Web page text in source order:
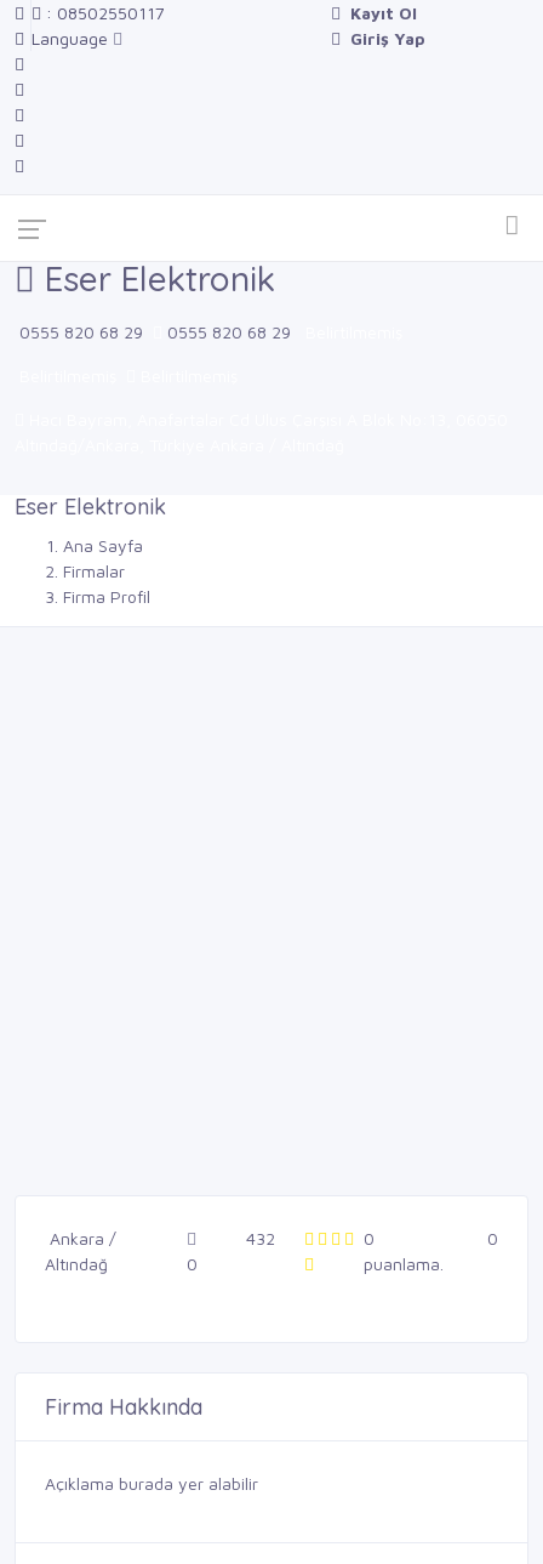
: 08502550117
Language
Kayıt Ol
Giriş Yap
Eser Elektronik
0555 820 68 29 0555 820 68 29
Eser Elektronik
Ana Sayfa
Firmalar
Firma Profil
Ankara /
Altındağ
0
432
0
puanlama.
0
Firma Hakkında
Açıklama burada yer alabilir